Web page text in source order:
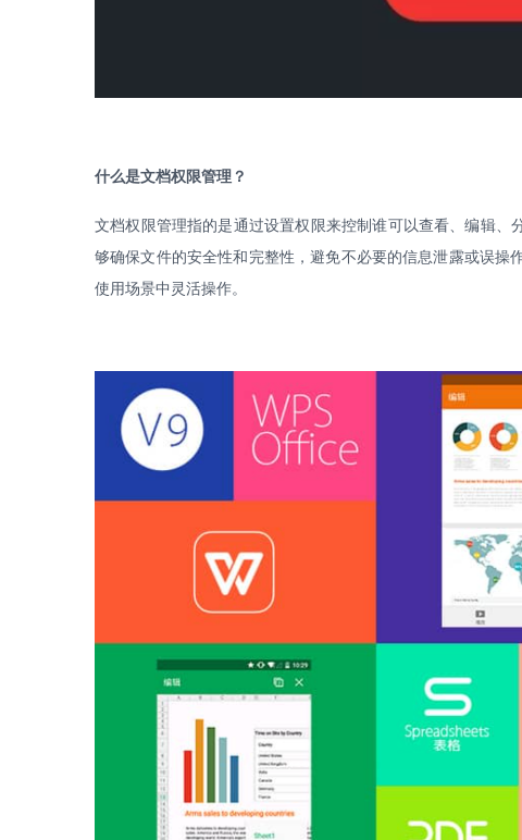
什么是文档权限管理？
文档权限管理指的是通过设置权限来控制谁可以查看、编辑
够确保文件的安全性和完整性，避免不必要的信息泄露或误操作
使用场景中灵活操作。